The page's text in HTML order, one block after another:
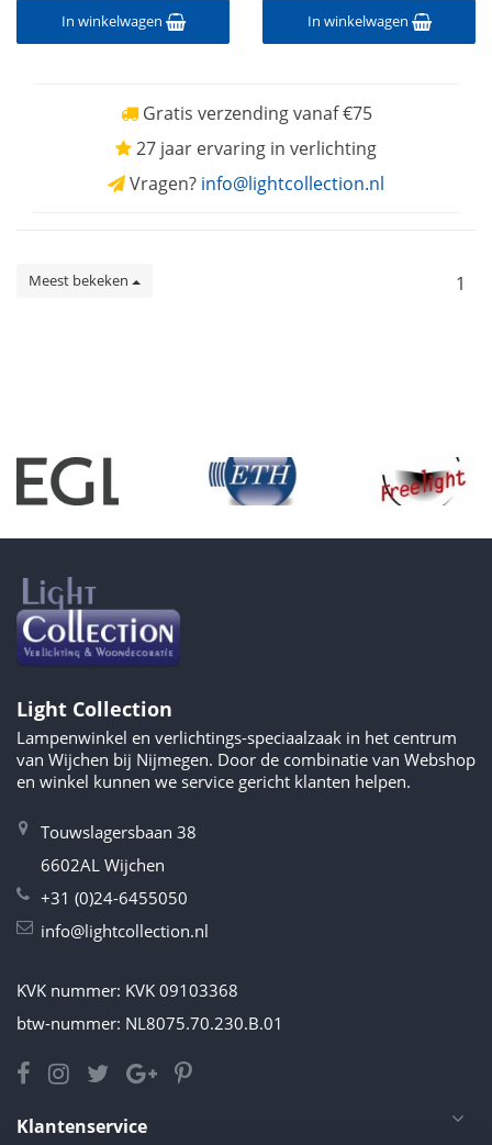
In winkelwagen In winkelwagen
Gratis verzending vanaf €75
27 jaar ervaring in verlichting
Vragen? info@lightcollection.nl
Meest bekeken 1
Light Collection
Lampenwinkel en verlichtings-speciaalzaak in het centrum
van Wijchen bij Nijmegen. Door de combinatie van Webshop
en winkel kunnen we service gericht klanten helpen.
Touwslagersbaan 38
6602AL Wijchen
+31 (0)24-6455050
info@lightcollection.nl
KVK nummer: KVK 09103368
btw-nummer: NL8075.70.230.B.01
Klantenservice